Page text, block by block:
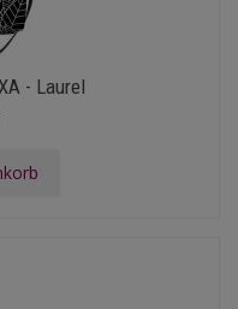
- Laurel